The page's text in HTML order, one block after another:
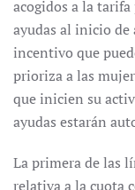
acogidos a la
ayudas al inicio
incentivo que
prioriza a las
que inicien su
ayudas estarán
La primera de las
relativa a la cuota